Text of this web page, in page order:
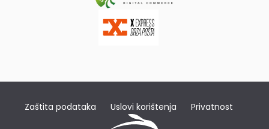
Zaštita podataka Uslovi korištenja Privatnost